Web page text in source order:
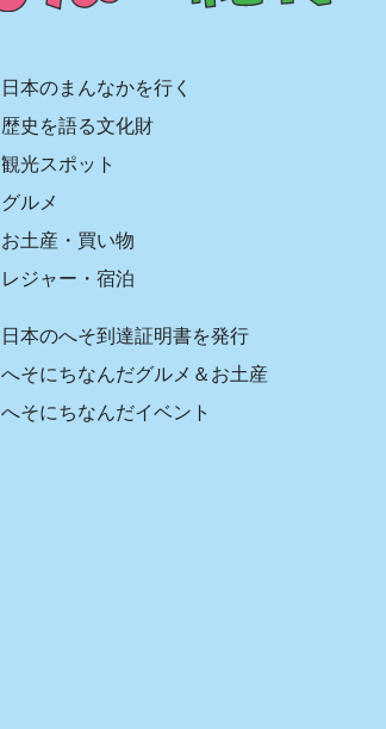
日本のまんなかを行く
歴史を語る文化財
観光スポット
グルメ
お土産・買い物
レジャー・宿泊
日本のへそ到達証明書を発行
へそにちなんだグルメ＆お土産
へそにちなんだイベント